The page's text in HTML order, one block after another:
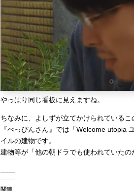
やっぱり同じ看板に見えますね。
ちなみに、よしずが立てかけられている
『べっぴんさん』では「Welcome utopia
イルの建物です。
建物等が「他の朝ドラでも使われていたの